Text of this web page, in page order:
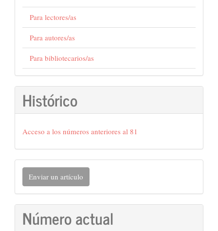
Para lectores/as
Para autores/as
Para bibliotecarios/as
Histórico
Acceso a los números anteriores al 81
Enviar
un
artículo
Enviar un artículo
Número actual